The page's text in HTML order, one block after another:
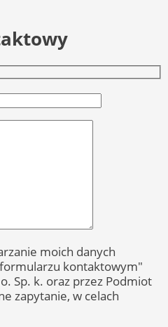
moich danych
kontaktowym"
Sp. k. oraz przez Podmiot
zapytanie, w celach